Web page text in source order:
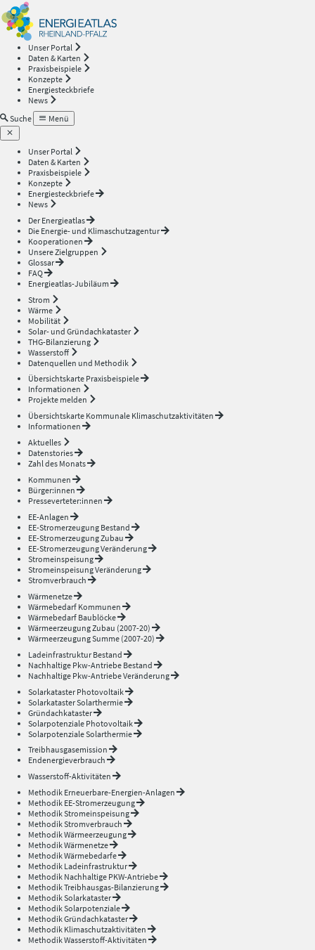
Unser Portal
Daten & Karten
Praxisbeispiele
Konzepte
Energiesteckbriefe
News
Suche
Menü
Unser Portal
Daten & Karten
Praxisbeispiele
Konzepte
Energiesteckbriefe
News
Der Energieatlas
Die Energie- und Klimaschutzagentur
Kooperationen
Unsere Zielgruppen
Glossar
FAQ
Energieatlas-Jubiläum
Strom
Wärme
Mobilität
Solar- und Gründachkataster
THG-Bilanzierung
Wasserstoff
Datenquellen und Methodik
Übersichtskarte Praxisbeispiele
Informationen
Projekte melden
Übersichtskarte Kommunale Klimaschutzaktivitäten
Informationen
Aktuelles
Datenstories
Zahl des Monats
Kommunen
Bürger:innen
Presseverteter:innen
EE-Anlagen
EE-Stromerzeugung Bestand
EE-Stromerzeugung Zubau
EE-Stromerzeugung Veränderung
Stromeinspeisung
Stromeinspeisung Veränderung
Stromverbrauch
Wärmenetze
Wärmebedarf Kommunen
Wärmebedarf Baublöcke
Wärmeerzeugung Zubau (2007-20)
Wärmeerzeugung Summe (2007-20)
Ladeinfrastruktur Bestand
Nachhaltige Pkw-Antriebe Bestand
Nachhaltige Pkw-Antriebe Veränderung
Solarkataster Photovoltaik
Solarkataster Solarthermie
Gründachkataster
Solarpotenziale Photovoltaik
Solarpotenziale Solarthermie
Treibhausgasemission
Endenergieverbrauch
Wasserstoff-Aktivitäten
Methodik Erneuerbare-Energien-Anlagen
Methodik EE-Stromerzeugung
Methodik Stromeinspeisung
Methodik Stromverbrauch
Methodik Wärmeerzeugung
Methodik Wärmenetze
Methodik Wärmebedarfe
Methodik Ladeinfrastruktur
Methodik Nachhaltige PKW-Antriebe
Methodik Treibhausgas-Bilanzierung
Methodik Solarkataster
Methodik Solarpotenziale
Methodik Gründachkataster
Methodik Klimaschutzaktivitäten
Methodik Wasserstoff-Aktivitäten